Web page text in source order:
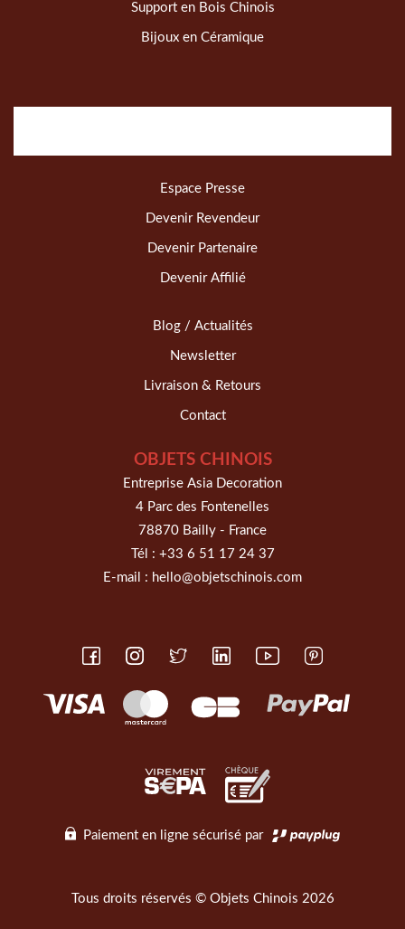
Support en Bois Chinois
Bijoux en Céramique
Espace Presse
Devenir Revendeur
Devenir Partenaire
Devenir Affilié
Blog / Actualités
Newsletter
Livraison & Retours
Contact
OBJETS CHINOIS
Entreprise Asia Decoration
4 Parc des Fontenelles
78870 Bailly - France
Tél : +33 6 51 17 24 37
E-mail : hello@objetschinois.com
Paiement en ligne sécurisé par
Tous droits réservés © Objets Chinois 2026